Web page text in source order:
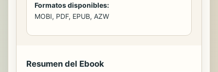
Formatos disponibles:
MOBI, PDF, EPUB, AZW
Resumen del Ebook